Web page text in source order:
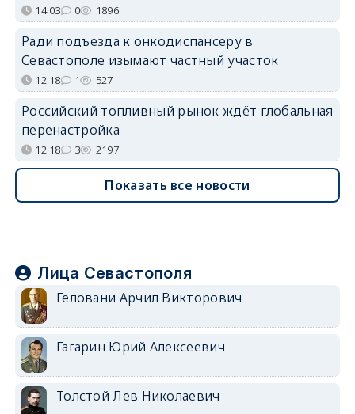
14:03 0 1896
Ради подъезда к онкодиспансеру в
Севастополе изымают частный участок
12:18 1 527
Российский топливный рынок ждёт глобальная
перенастройка
12:18 3 2197
Показать все новости
Лица Севастополя
Геловани Арчил Викторович
Гагарин Юрий Алексеевич
Толстой Лев Николаевич